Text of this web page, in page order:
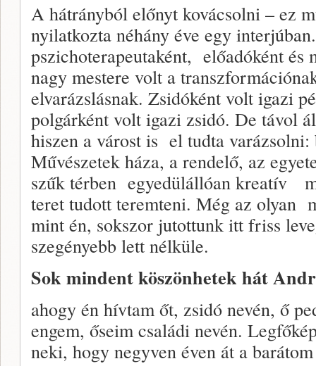
A hátrányból előnyt kovácsolni – ez
nyilatkozta néhány éve egy
pszichoterapeutaként, előadóként és
nagy mestere volt a
elvarázslásnak. Zsidóként volt igazi
polgárként volt igazi zsidó. De távol
hiszen a várost is el tudta varázsolni:
Művészetek háza, a rendelő, az
szűk térben egyedülállóan kreatív
teret tudott teremteni. Még az olyan
mint én, sokszor jutottunk itt friss
szegényebb lett nélküle.
Sok mindent köszönhetek hát
ahogy én hívtam őt, zsidó nevén, ő
engem, őseim családi nevén.
neki, hogy negyven éven át a